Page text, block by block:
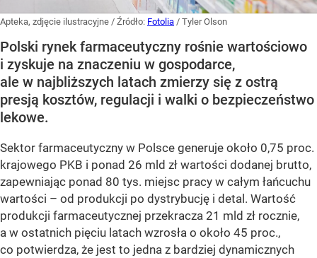
Apteka, zdjęcie ilustracyjne / Źródło: Fotolia / Tyler Olson
Polski rynek farmaceutyczny rośnie wartościowo
i zyskuje na znaczeniu w gospodarce,
ale w najbliższych latach zmierzy się z ostrą
presją kosztów, regulacji i walki o bezpieczeństwo
lekowe.
Sektor farmaceutyczny w Polsce generuje około 0,75 proc.
krajowego PKB i ponad 26 mld zł wartości dodanej brutto,
zapewniając ponad 80 tys. miejsc pracy w całym łańcuchu
wartości – od produkcji po dystrybucję i detal. Wartość
produkcji farmaceutycznej przekracza 21 mld zł rocznie,
a w ostatnich pięciu latach wzrosła o około 45 proc.,
co potwierdza, że jest to jedna z bardziej dynamicznych